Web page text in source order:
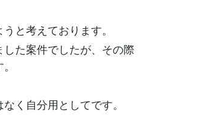
と考えております。
た案件でしたが、その際
く自分用としてです。